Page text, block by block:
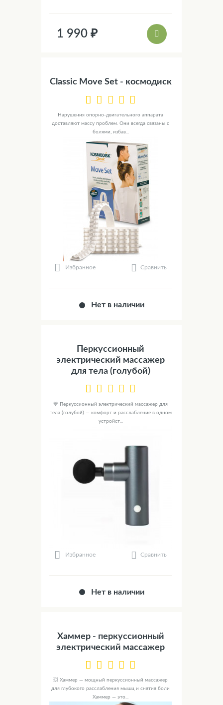
1 990 ₽
Classic Move Set - космодиск
Нарушения опорно-двигательного аппарата
доставляют массу проблем. Они всегда связаны с
болями, избав...
Избранное Сравнить
Нет в наличии
Перкуссионный
электрический массажер
для тела (голубой)
💙 Перкуссионный электрический массажер для
тела (голубой) — комфорт и расслабление в одном
устройст...
Избранное Сравнить
Нет в наличии
Хаммер - перкуссионный
электрический массажер
💥 Хаммер — мощный перкуссионный массажер
для глубокого расслабления мышц и снятия боли
Хаммер — это...